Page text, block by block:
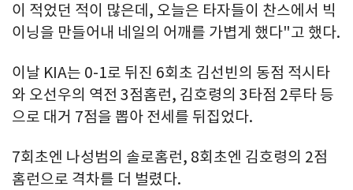
이 적었던 적이 많은데, 오늘은 타자들이 찬스에서 빅
이닝을 만들어내 네일의 어깨를 가볍게 했다"고 했다.
이날 KIA는 0-1로 뒤진 6회초 김선빈의 동점 적시타
와 오선우의 역전 3점홈런, 김호령의 3타점 2루타 등
으로 대거 7점을 뽑아 전세를 뒤집었다.
7회초엔 나성범의 솔로홈런, 8회초엔 김호령의 2점
홈런으로 격차를 더 벌렸다.